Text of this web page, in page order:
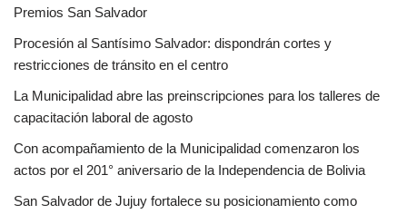
Premios San Salvador
Procesión al Santísimo Salvador: dispondrán cortes y
restricciones de tránsito en el centro
La Municipalidad abre las preinscripciones para los talleres de
capacitación laboral de agosto
Con acompañamiento de la Municipalidad comenzaron los
actos por el 201° aniversario de la Independencia de Bolivia
San Salvador de Jujuy fortalece su posicionamiento como